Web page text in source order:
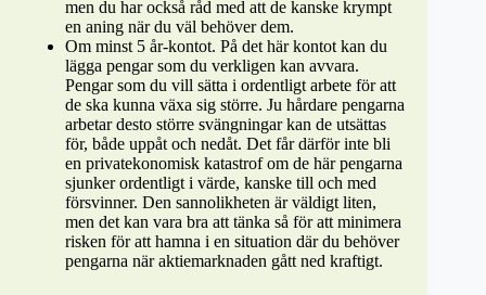
men du har också råd med att de kanske krympt
en aning när du väl behöver dem.
Om minst 5 år-kontot. På det här kontot kan du
lägga pengar som du verkligen kan avvara.
Pengar som du vill sätta i ordentligt arbete för att
de ska kunna växa sig större. Ju hårdare pengarna
arbetar desto större svängningar kan de utsättas
för, både uppåt och nedåt. Det får därför inte bli
en privatekonomisk katastrof om de här pengarna
sjunker ordentligt i värde, kanske till och med
försvinner. Den sannolikheten är väldigt liten,
men det kan vara bra att tänka så för att minimera
risken för att hamna i en situation där du behöver
pengarna när aktiemarknaden gått ned kraftigt.